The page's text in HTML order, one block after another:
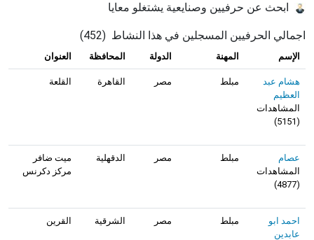
ابحث عن حرفيين وصنايعية يشتغلو معايا
اجمالي الحرفيين المسجلين في هذا النشاط (
452
)
الإسم المهنة الدولة المحافظة العنوان
هشام عبد
العظيم
المشاهدات
(
5151
)
مبلط مصر القاهرة القلعة
عصام
المشاهدات
(
4877
)
مبلط مصر الدقهلية
ميت ضافر
مركز دكرنس
احمد ابو
عابدين
مبلط مصر الشرقية القرين